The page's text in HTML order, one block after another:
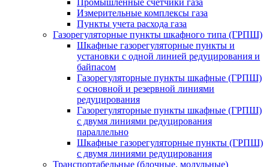
Промышленные счетчики газа
Измерительные комплексы газа
Пункты учета расхода газа
Газорегуляторные пункты шкафного типа (ГРПШ)
Шкафные газорегуляторные пункты и
установки c одной линией редуцирования и
байпасом
Газорегуляторные пункты шкафные (ГРПШ)
с основной и резервной линиями
редуцирования
Газорегуляторные пункты шкафные (ГРПШ)
с двумя линиями редуцирования
параллельно
Шкафные газорегуляторные пункты (ГРПШ)
c двумя линиями редуцирования
Транспортабельные (блочные, модульные)